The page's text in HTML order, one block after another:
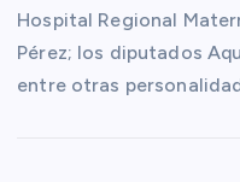
Hospital Regional
Pérez; los diputados
entre otras